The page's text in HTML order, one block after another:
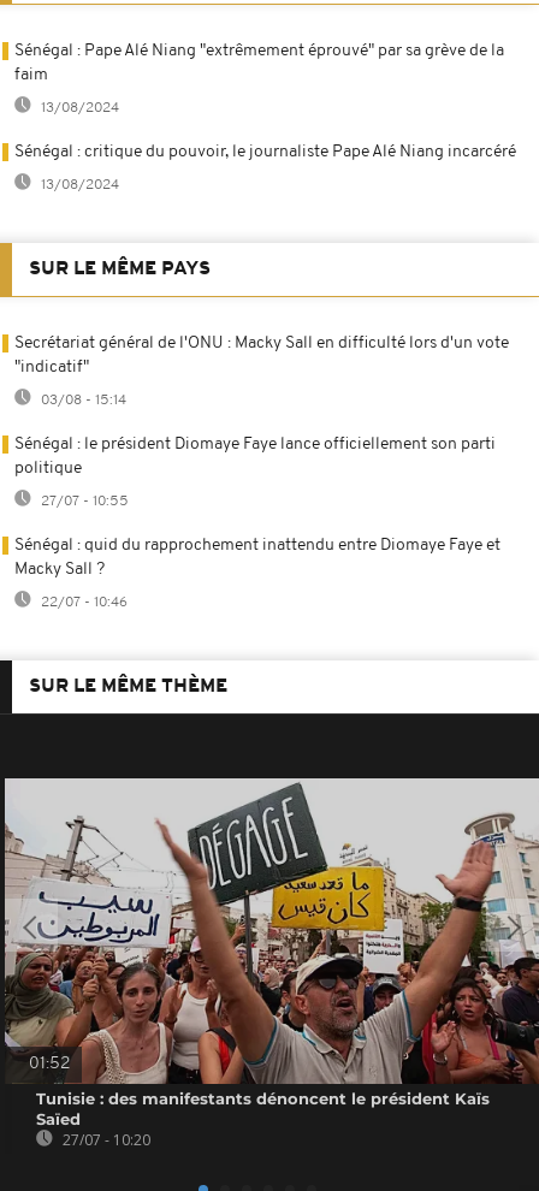
Sénégal : Pape Alé Niang "extrêmement éprouvé" par sa grève de la
faim
13/08/2024
Sénégal : critique du pouvoir, le journaliste Pape Alé Niang incarcéré
13/08/2024
SUR LE MÊME PAYS
Secrétariat général de l'ONU : Macky Sall en difficulté lors d'un vote
"indicatif"
03/08 - 15:14
Sénégal : le président Diomaye Faye lance officiellement son parti
politique
27/07 - 10:55
Sénégal : quid du rapprochement inattendu entre Diomaye Faye et
Macky Sall ?
22/07 - 10:46
SUR LE MÊME THÈME
01:52
Tunisie : des manifestants dénoncent le président Kaïs
Saïed
27/07 - 10:20